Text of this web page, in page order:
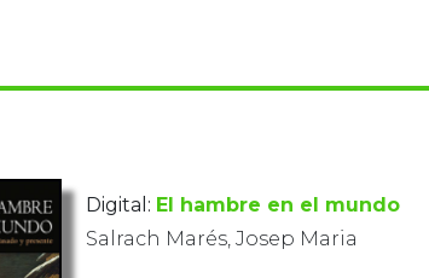
Digital: El hambre en el mundo
Salrach Marés, Josep Maria